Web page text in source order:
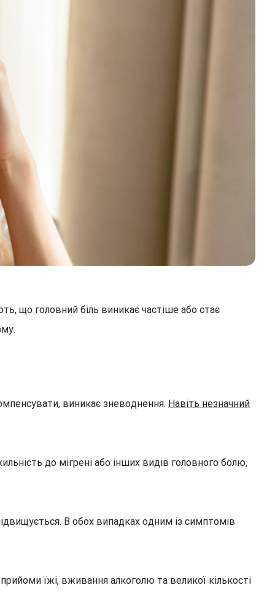
що головний біль виникає частіше або стає
виникає зневоднення. Навіть незначний
до мігрені або інших видів головного болю,
В обох випадках одним із симптомів
їжі, вживання алкоголю та великої кількості